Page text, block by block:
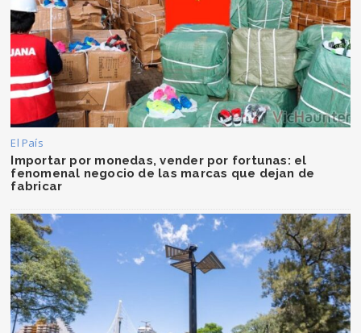
El País
Importar por monedas, vender por fortunas: el
fenomenal negocio de las marcas que dejan de
fabricar